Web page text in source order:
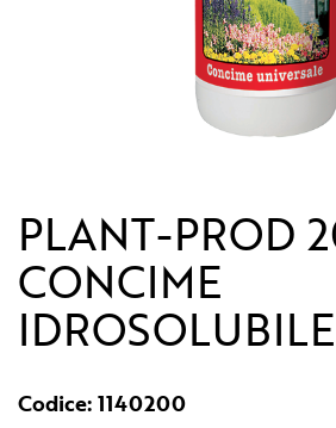
PLANT-PROD
CONCIME
Codice: 1140200